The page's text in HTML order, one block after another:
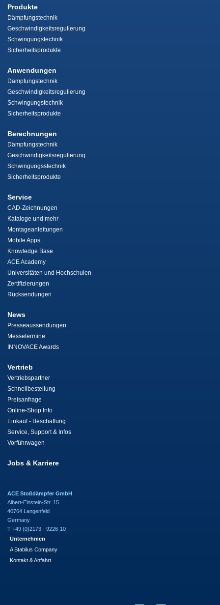
Produkte
Dämpfungstechnik
Geschwindigkeitsregulierung
Schwingungstechnik
Sicherheitsprodukte
Anwendungen
Dämpfungstechnik
Geschwindigkeitsregulierung
Schwingungstechnik
Sicherheitsprodukte
Berechnungen
Dämpfungstechnik
Geschwindigkeitsregulierung
Schwingungsstechnik
Sicherheitsprodukte
Service
CAD-Zeichnungen
Kataloge und mehr
Montageanleitungen
Mobile Apps
Knowledge Base
ACE Academy
Universitäten und Hochschulen
Zertifizierungen
Rücksendungen
News
Presseaussendungen
Messetermine
INNOVACE Awards
Vertrieb
Vertriebspartner
Schnellbestellung
Preisanfrage
Online-Shop Info
Einkauf - Beschaffung
Service, Support & Infos
Vorführwagen
Jobs & Karriere
ACE Stoßdämpfer GmbH
Albert-Einstein-Str. 15
40764 Langenfeld
Germany
T +49 (0)2173 - 9226-10
Unternehmen
A Stabilus Company
Kontakt & Anfahrt